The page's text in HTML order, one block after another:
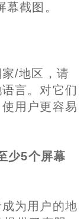
截图。
/地区，请
言。对它们
用户更容易
少5个屏幕
为用户的地